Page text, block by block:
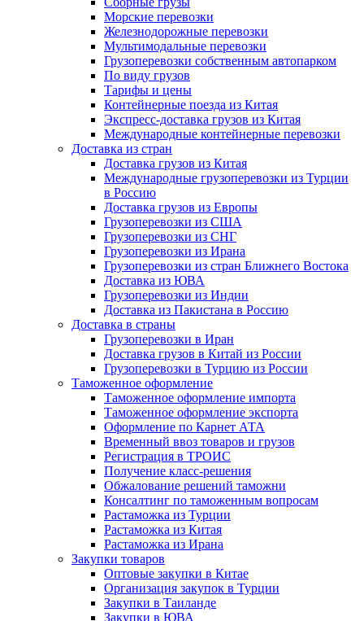
Морские перевозки
Железнодорожные перевозки
Мультимодальные перевозки
Грузоперевозки собственным автопарком
По виду грузов
Тарифы и цены
Контейнерные поезда из Китая
Экспресс-доставка грузов из Китая
Международные контейнерные перевозки
Доставка из стран
Доставка грузов из Китая
Международные грузоперевозки из Турции
в Россию
Доставка грузов из Европы
Грузоперевозки из США
Грузоперевозки из СНГ
Грузоперевозки из Ирана
Грузоперевозки из стран Ближнего Востока
Доставка из ЮВА
Грузоперевозки из Индии
Доставка из Пакистана в Россию
Доставка в страны
Грузоперевозки в Иран
Доставка грузов в Китай из России
Грузоперевозки в Турцию из России
Таможенное оформление
Таможенное оформление импорта
Таможенное оформление экспорта
Оформление по Карнет АТА
Временный ввоз товаров и грузов
Регистрация в ТРОИС
Получение класс-решения
Обжалование решений таможни
Консалтинг по таможенным вопросам
Растаможка из Турции
Растаможка из Китая
Растаможка из Ирана
Закупки товаров
Оптовые закупки в Китае
Организация закупок в Турции
Закупки в Таиланде
Закупки в ЮВА